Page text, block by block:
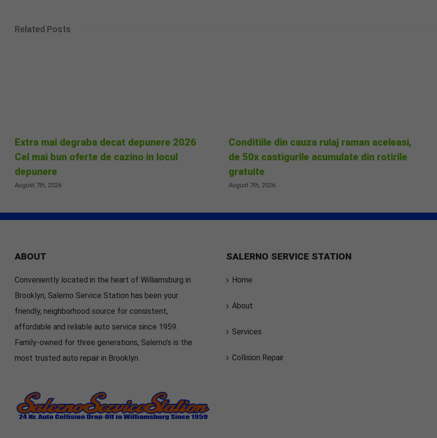
Related Posts
Extra mai degraba decat depunere 2026
Cel mai bun oferte de cazino in locul
depunere
August 7th, 2026
Conditiile din cauza rulaj raman aceleasi,
de 50x castigurile acumulate din rotirile
gratuite
August 7th, 2026
ABOUT
Conveniently located in the heart of Williamsburg in
Brooklyn, Salerno Service Station has been your
friendly, neighborhood source for consistent,
affordable and reliable auto service since 1959.
Family-owned for three generations, Salerno’s is the
most trusted auto repair in Brooklyn.
SALERNO SERVICE STATION
Home
About
Services
Collision Repair